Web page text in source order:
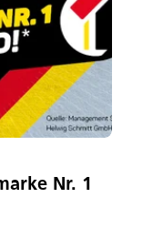
Nr. 1